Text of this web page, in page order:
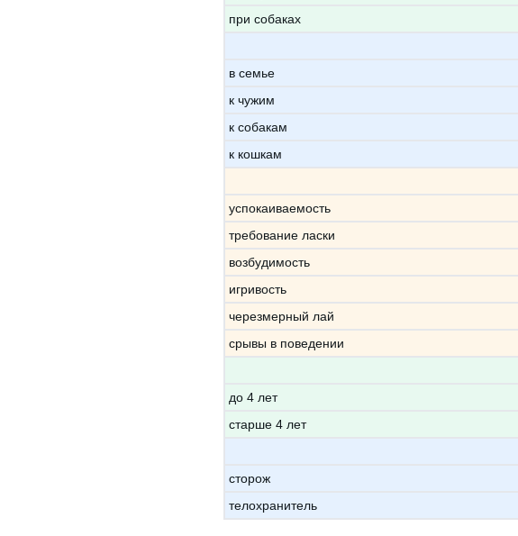
при собаках
в семье
к чужим
к собакам
к кошкам
успокаиваемость
требование ласки
возбудимость
игривость
черезмерный лай
срывы в поведении
до 4 лет
старше 4 лет
сторож
телохранитель